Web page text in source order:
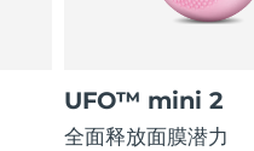
UFO™ mini 2
全面释放面膜潜力